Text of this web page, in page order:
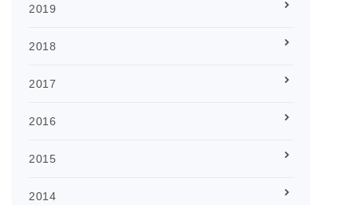
2019
2018
2017
2016
2015
2014